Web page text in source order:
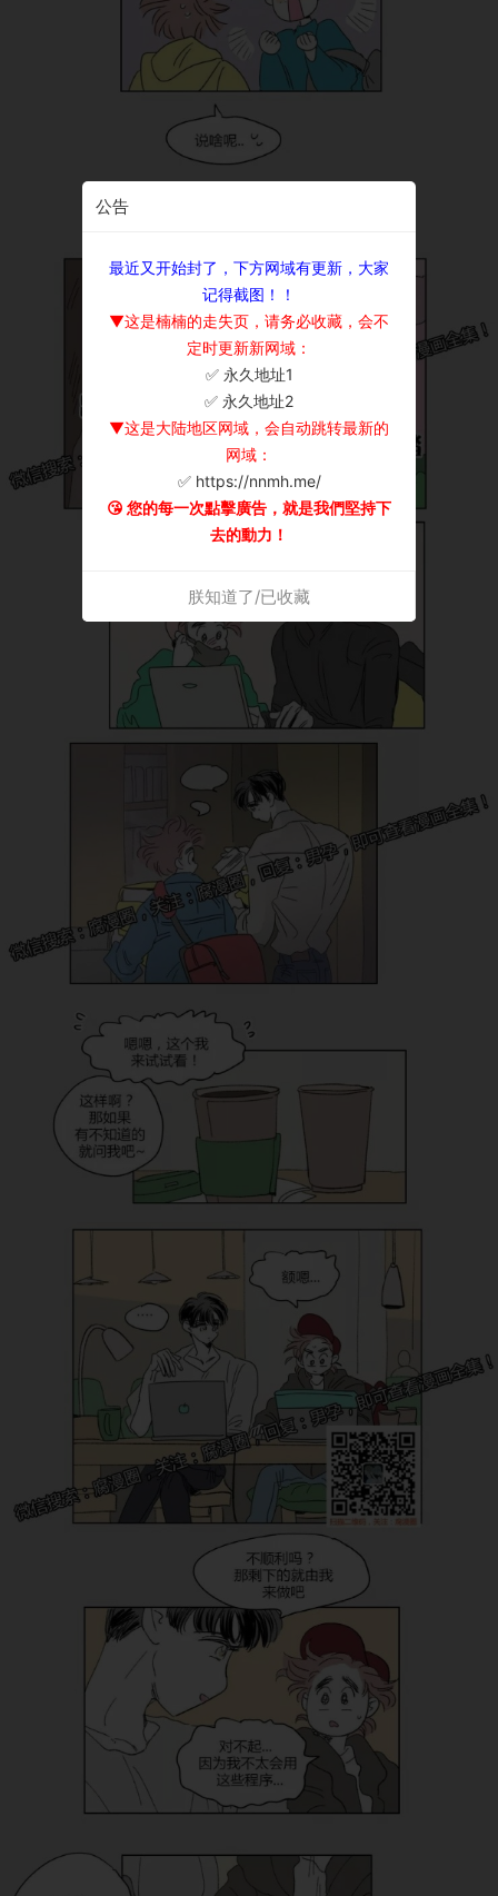
公告
最近又开始封了，下方网域有更新，大家
记得截图！！
▼这是楠楠的走失页，请务必收藏，会不
定时更新新网域：
✅ 永久地址1
✅ 永久地址2
▼这是大陆地区网域，会自动跳转最新的
网域：
✅ https://nnmh.me/
😘 您的每一次點擊廣告，就是我們堅持下
去的動力！
朕知道了/已收藏